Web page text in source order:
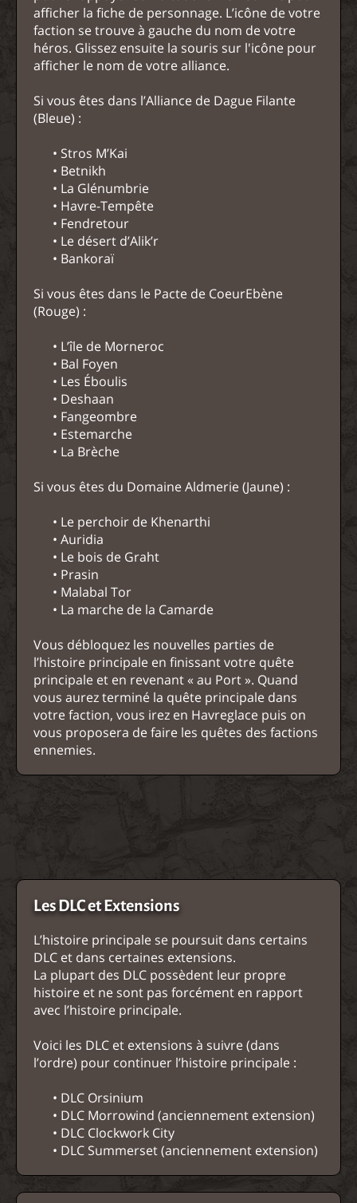
afficher la fiche de personnage. L’icône de votre
faction se trouve à gauche du nom de votre
héros. Glissez ensuite la souris sur l'icône pour
afficher le nom de votre alliance.
Si vous êtes dans l’Alliance de Dague Filante
(Bleue) :
• Stros M’Kai
• Betnikh
• La Glénumbrie
• Havre-Tempête
• Fendretour
• Le désert d’Alik’r
• Bankoraï
Si vous êtes dans le Pacte de CoeurEbène
(Rouge) :
• L’île de Morneroc
• Bal Foyen
• Les Éboulis
• Deshaan
• Fangeombre
• Estemarche
• La Brèche
Si vous êtes du Domaine Aldmerie (Jaune) :
• Le perchoir de Khenarthi
• Auridia
• Le bois de Graht
• Prasin
• Malabal Tor
• La marche de la Camarde
Vous débloquez les nouvelles parties de
l’histoire principale en finissant votre quête
principale et en revenant « au Port ». Quand
vous aurez terminé la quête principale dans
votre faction, vous irez en Havreglace puis on
vous proposera de faire les quêtes des factions
ennemies.
Les DLC et Extensions
L’histoire principale se poursuit dans certains
DLC et dans certaines extensions.
La plupart des DLC possèdent leur propre
histoire et ne sont pas forcément en rapport
avec l’histoire principale.
Voici les DLC et extensions à suivre (dans
l’ordre) pour continuer l’histoire principale :
• DLC Orsinium
• DLC Morrowind (anciennement extension)
• DLC Clockwork City
• DLC Summerset (anciennement extension)